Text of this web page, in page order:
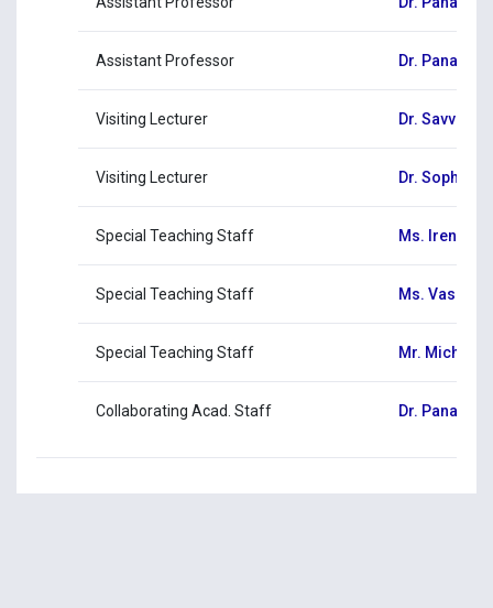
Assistant Professor Dr.
Visiting Lecturer Dr. Savvas
Visiting Lecturer Dr. Sophia
Special Teaching Staff Ms. Irene
Special Teaching Staff Ms. Vasso
Special Teaching Staff Mr. Michalis
Collaborating Acad. Staff Dr.